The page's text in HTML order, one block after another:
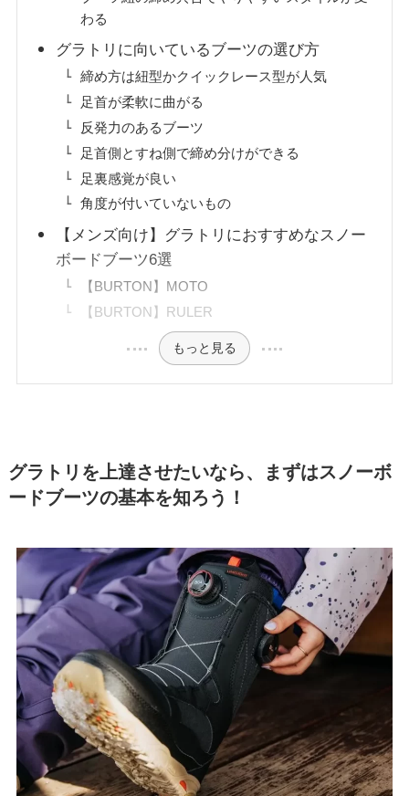
わる
グラトリに向いているブーツの選び方
締め方は紐型かクイックレース型が人気
足首が柔軟に曲がる
反発力のあるブーツ
足首側とすね側で締め分けができる
足裏感覚が良い
角度が付いていないもの
【メンズ向け】グラトリにおすすめなスノー
ボードブーツ6選
【BURTON】MOTO
【BURTON】RULER
もっと見る
グラトリを上達させたいなら、まずはスノーボ
ードブーツの基本を知ろう！